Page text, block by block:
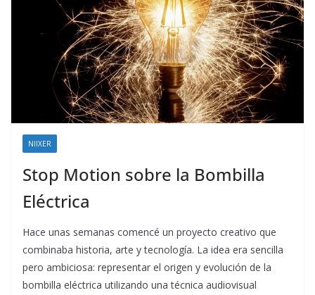
NIIXER
Stop Motion sobre la Bombilla
Eléctrica
Hace unas semanas comencé un proyecto creativo que
combinaba historia, arte y tecnología. La idea era sencilla
pero ambiciosa: representar el origen y evolución de la
bombilla eléctrica utilizando una técnica audiovisual